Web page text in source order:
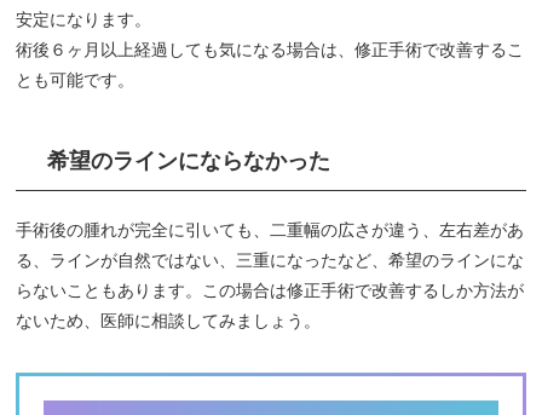
安定になります。
術後６ヶ月以上経過しても気になる場合は、修正手術で改善するこ
とも可能です。
希望のラインにならなかった
手術後の腫れが完全に引いても、二重幅の広さが違う、左右差があ
る、ラインが自然ではない、三重になったなど、希望のラインにな
らないこともあります。この場合は修正手術で改善するしか方法が
ないため、医師に相談してみましょう。